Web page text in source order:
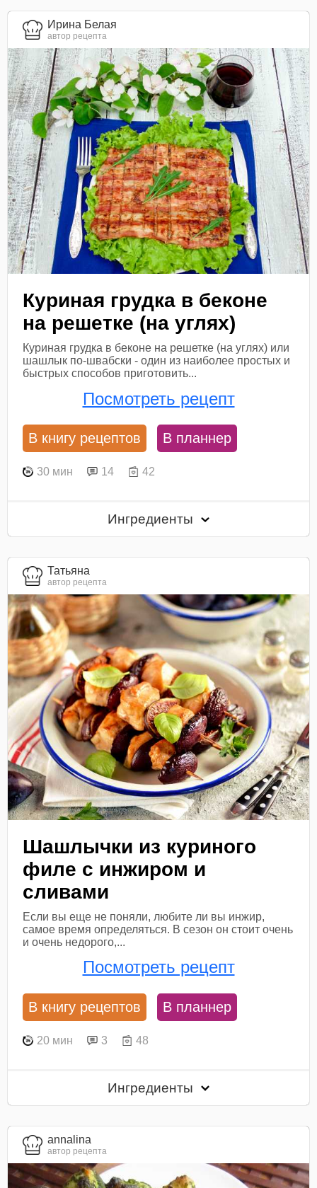
Ирина Белая
автор рецепта
Куриная грудка в беконе
на решетке (на углях)
Куриная грудка в беконе на решетке (на углях) или
шашлык по-швабски - один из наиболее простых и
быстрых способов приготовить...
Посмотреть рецепт
В книгу рецептов В планнер
30 мин 14 42
Ингредиенты
Татьяна
автор рецепта
Шашлычки из куриного
филе с инжиром и
сливами
Если вы еще не поняли, любите ли вы инжир,
самое время определяться. В сезон он стоит очень
и очень недорого,...
Посмотреть рецепт
В книгу рецептов В планнер
20 мин 3 48
Ингредиенты
annalina
автор рецепта